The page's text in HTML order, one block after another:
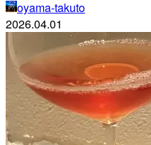
oyama-takuto
2026.04.01